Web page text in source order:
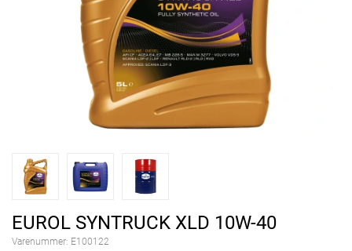
EUROL SYNTRUCK XLD 10W-40
Varenummer: E100122